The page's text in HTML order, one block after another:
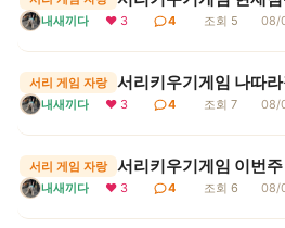
내새끼다 ❤ 3 4 조회 5 08/
서리 게임 자랑 서리키우기게임 나따
내새끼다 ❤ 3 4 조회 7 08/
서리 게임 자랑 서리키우기게임 이번
내새끼다 ❤ 3 4 조회 6 08/